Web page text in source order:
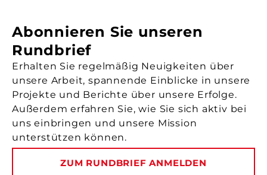
Abonnieren Sie unseren
Rundbrief
Erhalten Sie regelmäßig Neuigkeiten über
unsere Arbeit, spannende Einblicke in unsere
Projekte und Berichte über unsere Erfolge.
Außerdem erfahren Sie, wie Sie sich aktiv bei
uns einbringen und unsere Mission
unterstützen können.
ZUM RUNDBRIEF ANMELDEN